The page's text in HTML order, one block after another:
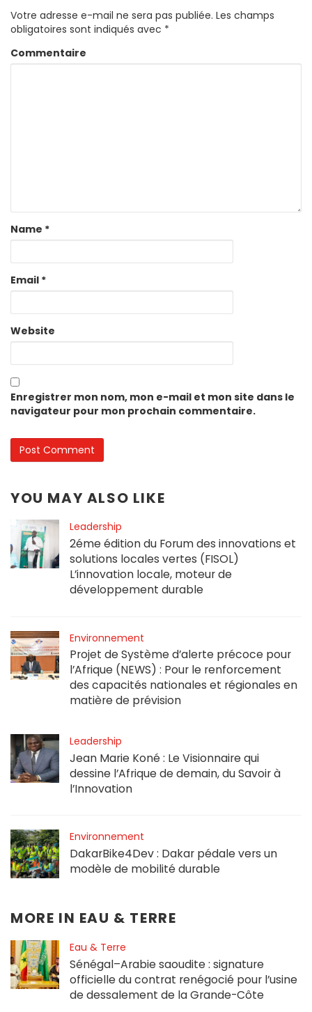
Votre adresse e-mail ne sera pas publiée. Les champs
obligatoires sont indiqués avec *
Commentaire
Name *
Email *
Website
Enregistrer mon nom, mon e-mail et mon site dans le
navigateur pour mon prochain commentaire.
YOU MAY ALSO LIKE
Leadership
2éme édition du Forum des innovations et
solutions locales vertes (FISOL)
L’innovation locale, moteur de
développement durable
Environnement
Projet de Système d’alerte précoce pour
l’Afrique (NEWS) : Pour le renforcement
des capacités nationales et régionales en
matière de prévision
Leadership
Jean Marie Koné : Le Visionnaire qui
dessine l’Afrique de demain, du Savoir à
l’Innovation
Environnement
DakarBike4Dev : Dakar pédale vers un
modèle de mobilité durable
MORE IN EAU & TERRE
Eau & Terre
Sénégal–Arabie saoudite : signature
officielle du contrat renégocié pour l’usine
de dessalement de la Grande-Côte